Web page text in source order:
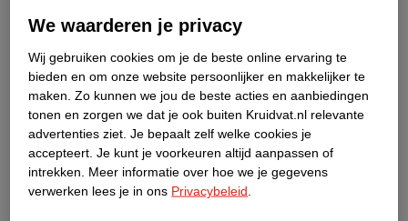
Gezichtsscrub
150ml - Onzuivere huid
2
Water
400ml - Alle huidtypen
7
We waarderen je privacy
Wij gebruiken cookies om je de beste online ervaring te
bieden en om onze website persoonlijker en makkelijker te
maken. Zo kunnen we jou de beste acties en aanbiedingen
tonen en zorgen we dat je ook buiten Kruidvat.nl relevante
advertenties ziet. Je bepaalt zelf welke cookies je
accepteert. Je kunt je voorkeuren altijd aanpassen of
intrekken.
Meer informatie over hoe we je gegevens
verwerken lees je in ons Privacybeleid